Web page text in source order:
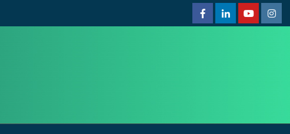
FacebookLinkedinYoutube